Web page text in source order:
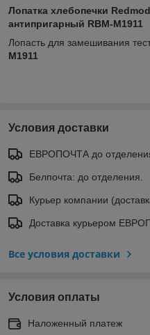
Лопатка хлебопечки
антипригарный RBM-M1911
Лопасть для замешивания
M1911
Условия доставки
ЕВРОПОЧТА до
Белпочта: до отделения.
Курьер компании
Доставка курьером
Все условия доставки
Условия оплаты
Наложенный платеж